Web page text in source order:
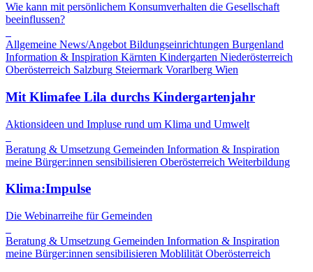
Wie kann mit persönlichem Konsumverhalten die Gesellschaft
beeinflussen?
Allgemeine News/Angebot Bildungseinrichtungen Burgenland
Information & Inspiration Kärnten Kindergarten Niederösterreich
Oberösterreich Salzburg Steiermark Vorarlberg Wien
Mit Klimafee Lila durchs Kindergartenjahr
Aktionsideen und Impluse rund um Klima und Umwelt
Beratung & Umsetzung Gemeinden Information & Inspiration
meine Bürger:innen sensibilisieren Oberösterreich Weiterbildung
Klima:Impulse
Die Webinarreihe für Gemeinden
Beratung & Umsetzung Gemeinden Information & Inspiration
meine Bürger:innen sensibilisieren Moblilität Oberösterreich